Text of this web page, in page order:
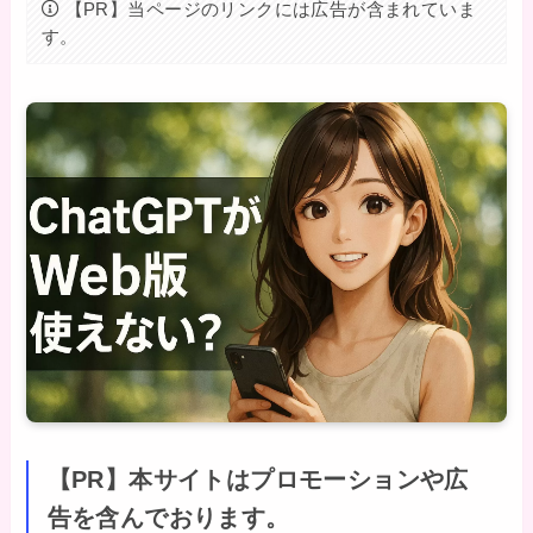
【PR】当ページのリンクには広告が含まれていま
す。
【PR】本サイトはプロモーションや広
告を含んでおります。